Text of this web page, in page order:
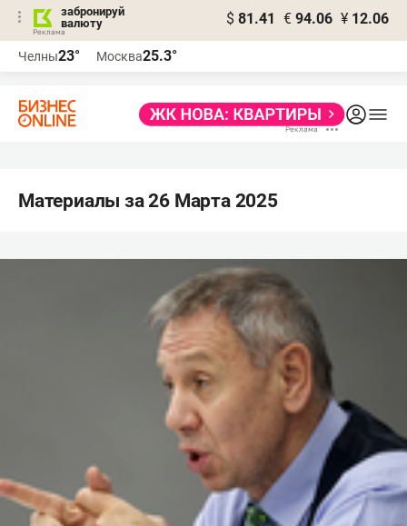
забронируй
валюту
$ 81.41 € 94.06 ¥ 12.06
Челны23° Москва25.3°
Материалы за 26 Марта 2025